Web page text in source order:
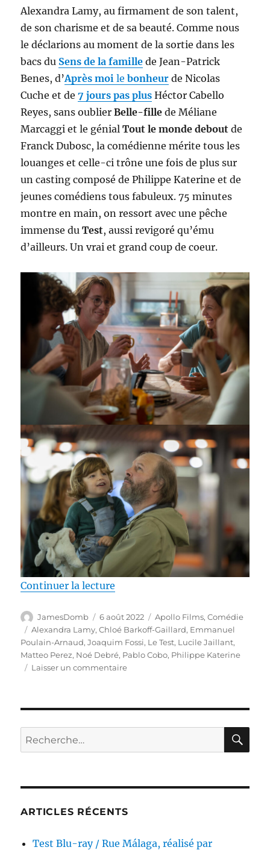
Alexandra Lamy, au firmament de son talent,
de son charisme et de sa beauté. Comme nous
le déclarions au moment de la sortie dans les
bacs du Sens de la famille de Jean-Patrick
Benes, d’Après moi lebonheur de Nicolas
Cuche et de7 jours pas plus Héctor Cabello
Reyes, sans oublierBelle-fille de Méliane
Marcaggi et le génialTout le monde debout de
Franck Dubosc, la comédienne mérite tous les
louanges et celle-ci trône une fois de plus sur
un casting composé de Philippe Katerine et de
jeunes comédiens tous fabuleux. 75 minutes
montre en main, on ressort avec une pêche
immense duTest, aussi revigoré qu’ému
d’ailleurs. Un vrai et grand coup de coeur.
Continuer la lecture
Auteur
JamesDomb
Publié
le
6 août 2022 Catégories
Apollo Films,Comédie
Étiquettes
Alexandra Lamy,Chloé Barkoff-Gaillard, Emmanuel
Poulain-Arnaud,Joaquim Fossi, Le Test, Lucile Jaillant,
Matteo Perez, Noé Debré, Pablo Cobo, Philippe Katerine
Laisser un commentairesur
Test,
par
Recherche
pour :
ARTICLES RÉCENTS
Test Blu-ray / Rue Málaga, réalisé par